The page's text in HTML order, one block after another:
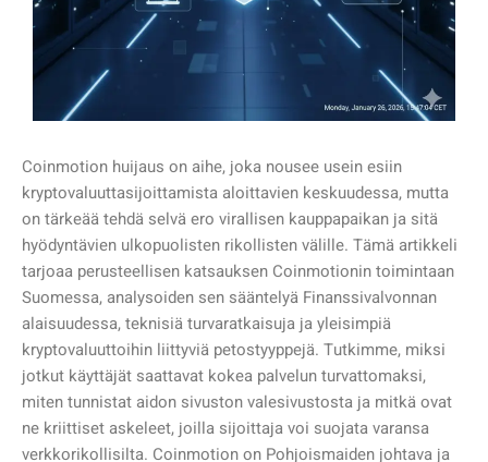
Coinmotion huijaus on aihe, joka nousee usein esiin
kryptovaluuttasijoittamista aloittavien keskuudessa, mutta
on tärkeää tehdä selvä ero virallisen kauppapaikan ja sitä
hyödyntävien ulkopuolisten rikollisten välille. Tämä artikkeli
tarjoaa perusteellisen katsauksen Coinmotionin toimintaan
Suomessa, analysoiden sen sääntelyä Finanssivalvonnan
alaisuudessa, teknisiä turvaratkaisuja ja yleisimpiä
kryptovaluuttoihin liittyviä petostyyppejä. Tutkimme, miksi
jotkut käyttäjät saattavat kokea palvelun turvattomaksi,
miten tunnistat aidon sivuston valesivustosta ja mitkä ovat
ne kriittiset askeleet, joilla sijoittaja voi suojata varansa
verkkorikollisilta. Coinmotion on Pohjoismaiden johtava ja